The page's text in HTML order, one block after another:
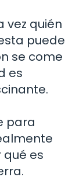
vez quién
puede
se come
es
para
es